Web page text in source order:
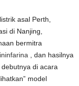
asal Perth,
di Nanjing,
bermitra
, dan hasilnya
di acara
model